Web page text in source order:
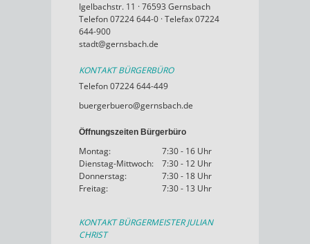
Igelbachstr. 11 · 76593 Gernsbach
Telefon 07224 644-0 · Telefax 07224
644-900
stadt@gernsbach.de
KONTAKT BÜRGERBÜRO
Telefon 07224 644-449
buergerbuero@gernsbach.de
Öffnungszeiten Bürgerbüro
Montag:
7:30 - 16 Uhr
Dienstag-Mittwoch:
7:30 - 12 Uhr
Donnerstag:
7:30 - 18 Uhr
Freitag:
7:30 - 13 Uhr
KONTAKT BÜRGERMEISTER JULIAN
CHRIST